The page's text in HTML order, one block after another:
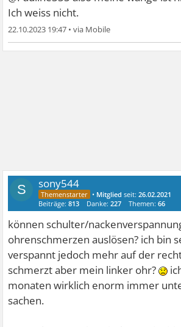
Ich weiss nicht.
22.10.2023 19:47 •
S sony544
• Mitglied seit:26.02.2021
Beiträge:813 Danke:227 Themen:66
können schulter/
ohrenschmerzen auslösen? ich bin
verspannt jedoch mehr auf der
schmerzt aber mein linker ohr?
monaten wirklich enorm immer
sachen.